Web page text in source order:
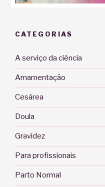
CATEGORIAS
A serviço da ciência
Amamentação
Cesárea
Doula
Gravidez
Para profissionais
Parto Normal